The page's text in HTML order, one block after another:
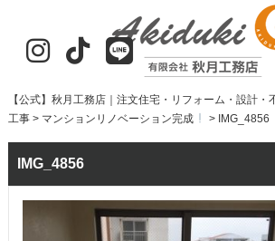
【公式】秋月工務店｜注文住宅・リフォーム・設計・
工事> マンションリノベーション完成 > IMG_4856
IMG_4856